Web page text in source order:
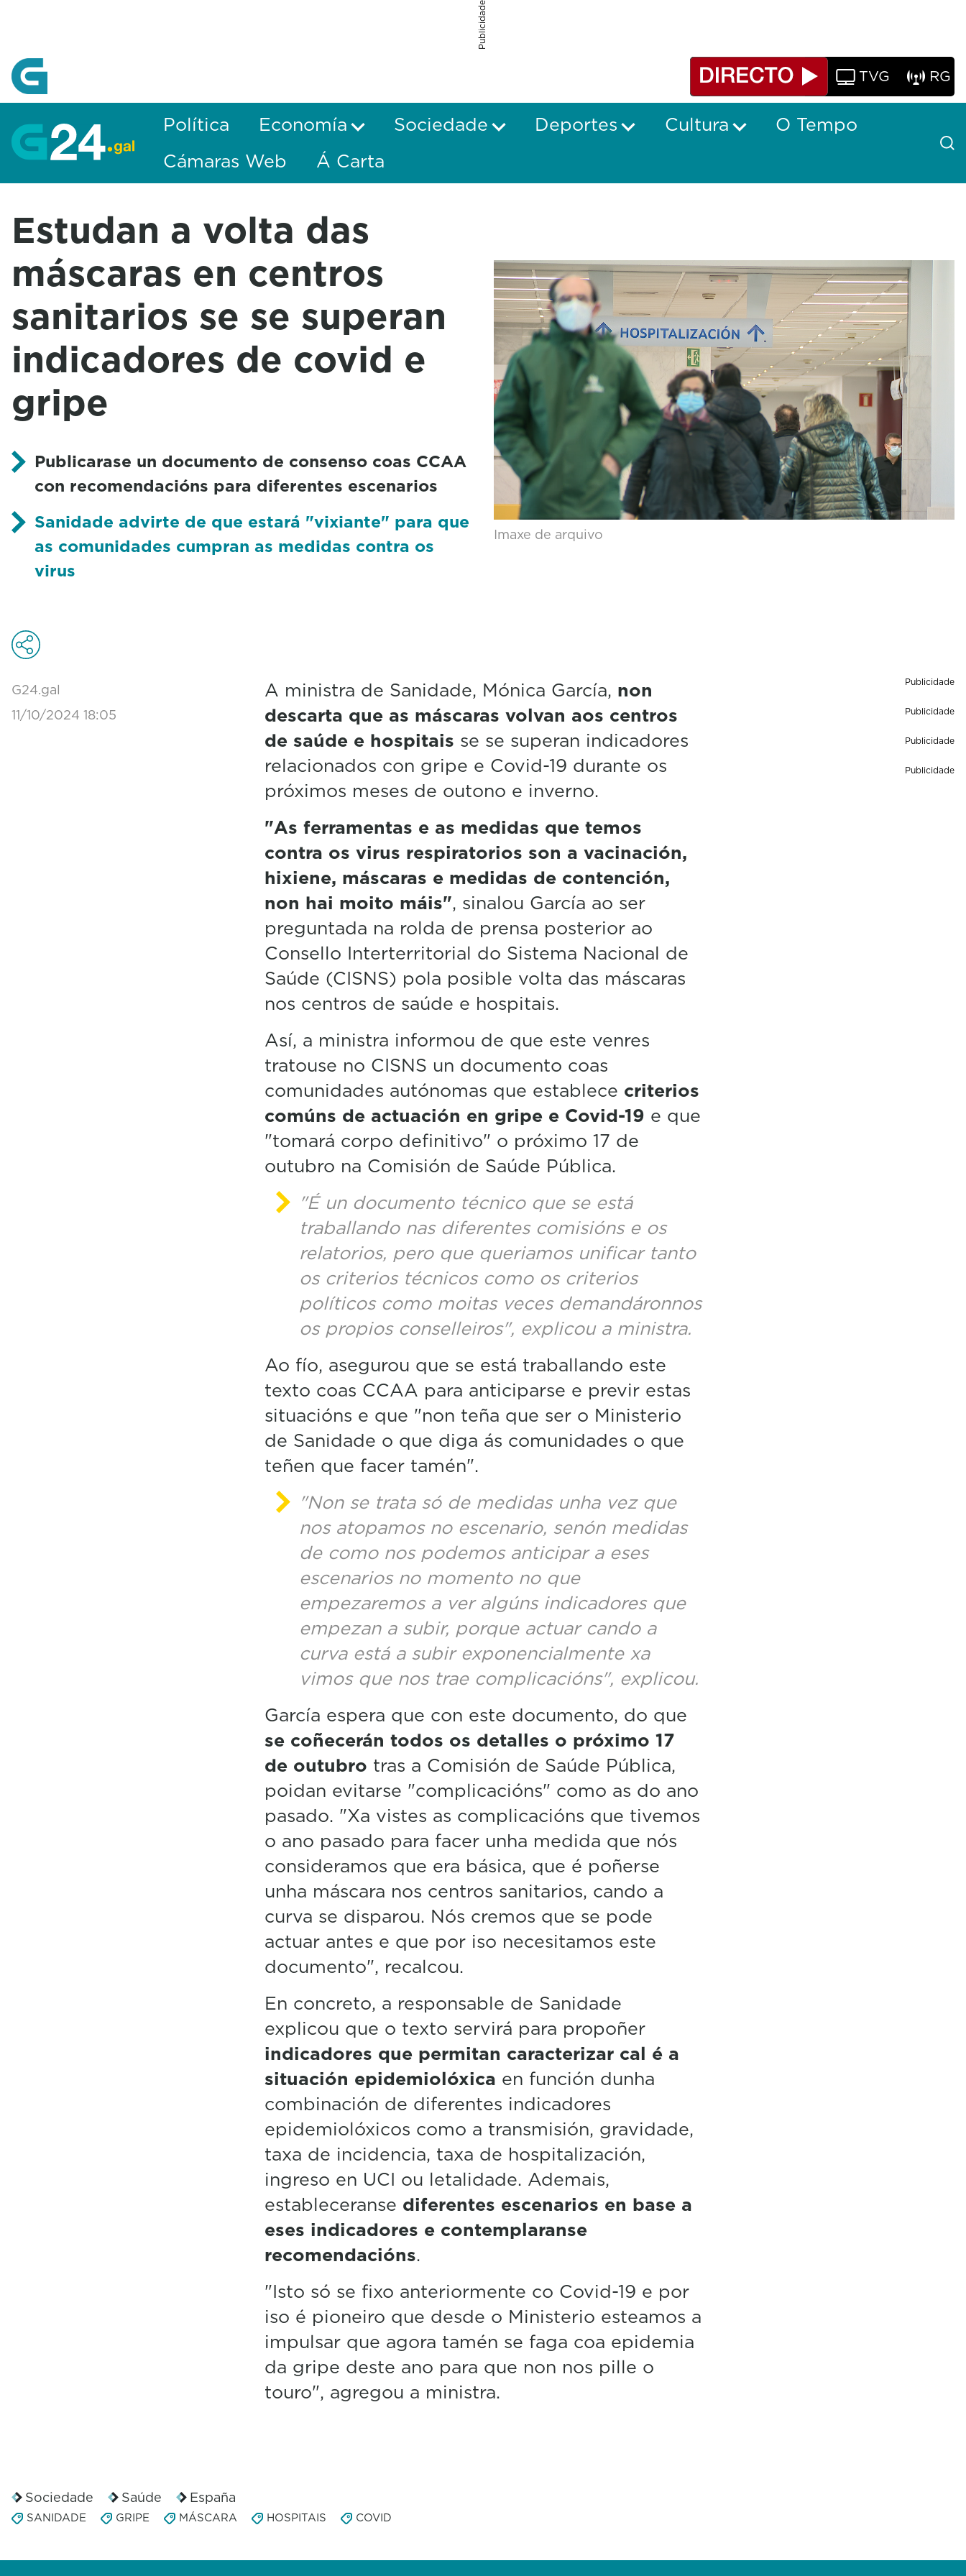
Publicidade
TVG RG
Política Economía Sociedade Deportes Cultura
O Tempo
Cámaras Web
Á Carta
Estudan a volta das
máscaras en centros
sanitarios se se superan
indicadores de covid e
gripe
Publicarase un documento de consenso coas CCAA
con recomendacións para diferentes escenarios
Sanidade advirte de que estará "vixiante" para que
as comunidades cumpran as medidas contra os
virus
Imaxe de arquivo
G24.gal
11/10/2024 18:05
A ministra de Sanidade, Mónica García, non
descarta que as máscaras volvan aos centros
de saúde e hospitais se se superan indicadores
relacionados con gripe e Covid-19 durante os
próximos meses de outono e inverno.
"As ferramentas e as medidas que temos
contra os virus respiratorios son a vacinación,
hixiene, máscaras e medidas de contención,
non hai moito máis", sinalou García ao ser
preguntada na rolda de prensa posterior ao
Consello Interterritorial do Sistema Nacional de
Saúde (CISNS) pola posible volta das máscaras
nos centros de saúde e hospitais.
Así, a ministra informou de que este venres
tratouse no CISNS un documento coas
comunidades autónomas que establece criterios
comúns de actuación en gripe e Covid-19 e que
"tomará corpo definitivo" o próximo 17 de
outubro na Comisión de Saúde Pública.
"É un documento técnico que se está
traballando nas diferentes comisións e os
relatorios, pero que queriamos unificar tanto
os criterios técnicos como os criterios
políticos como moitas veces demandáronnos
os propios conselleiros", explicou a ministra.
Ao fío, asegurou que se está traballando este
texto coas CCAA para anticiparse e previr estas
situacións e que "non teña que ser o Ministerio
de Sanidade o que diga ás comunidades o que
teñen que facer tamén".
"Non se trata só de medidas unha vez que
nos atopamos no escenario, senón medidas
de como nos podemos anticipar a eses
escenarios no momento no que
empezaremos a ver algúns indicadores que
empezan a subir, porque actuar cando a
curva está a subir exponencialmente xa
vimos que nos trae complicacións", explicou.
García espera que con este documento, do que
se coñecerán todos os detalles o próximo 17
de outubro tras a Comisión de Saúde Pública,
poidan evitarse "complicacións" como as do ano
pasado. "Xa vistes as complicacións que tivemos
o ano pasado para facer unha medida que nós
consideramos que era básica, que é poñerse
unha máscara nos centros sanitarios, cando a
curva se disparou. Nós cremos que se pode
actuar antes e que por iso necesitamos este
documento", recalcou.
En concreto, a responsable de Sanidade
explicou que o texto servirá para propoñer
indicadores que permitan caracterizar cal é a
situación epidemiolóxica en función dunha
combinación de diferentes indicadores
epidemiolóxicos como a transmisión, gravidade,
taxa de incidencia, taxa de hospitalización,
ingreso en UCI ou letalidade. Ademais,
estableceranse diferentes escenarios en base a
eses indicadores e contemplaranse
recomendacións.
"Isto só se fixo anteriormente co Covid-19 e por
iso é pioneiro que desde o Ministerio esteamos a
impulsar que agora tamén se faga coa epidemia
da gripe deste ano para que non nos pille o
touro", agregou a ministra.
Publicidade
Publicidade
Publicidade
Publicidade
Sociedade Saúde España
SANIDADE GRIPE MÁSCARA HOSPITAIS COVID